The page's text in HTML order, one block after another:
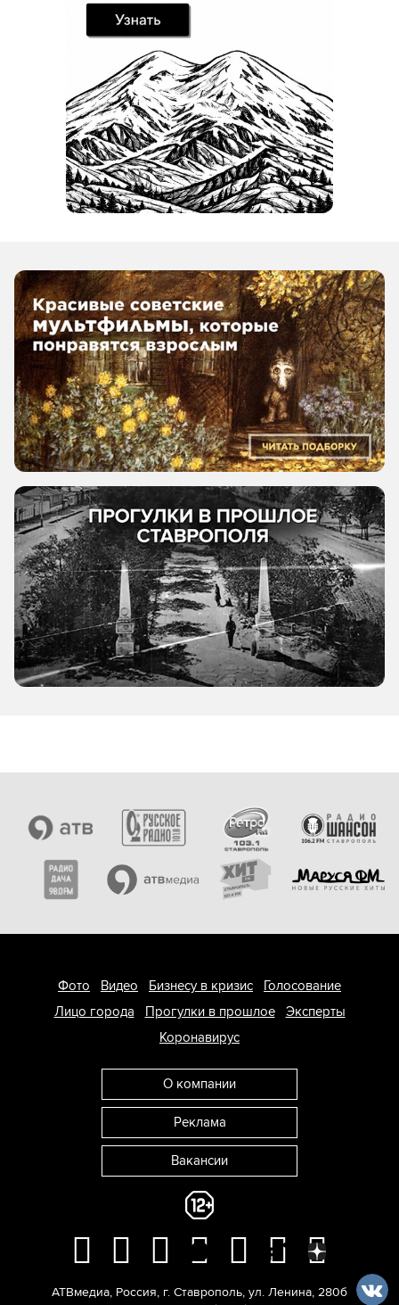
Фото Видео Бизнесу в кризис
Голосование
Лицо города
Прогулки в прошлое
Эксперты
Коронавирус
О компании
Реклама
Вакансии
АТВмедиа, Россия, г. Ставрополь, ул. Ленина, 280б